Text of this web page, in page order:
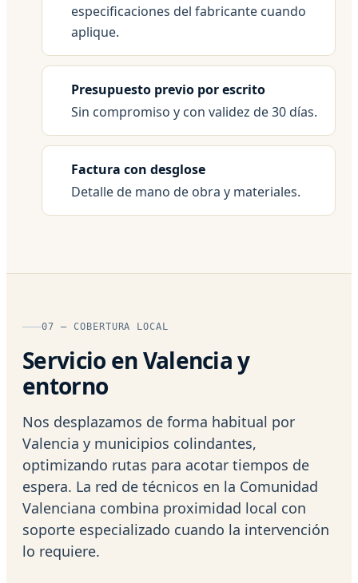
especificaciones del fabricante cuando
aplique.
Presupuesto previo por escrito
Sin compromiso y con validez de 30 días.
Factura con desglose
Detalle de mano de obra y materiales.
07 — COBERTURA LOCAL
Servicio en Valencia y
entorno
Nos desplazamos de forma habitual por
Valencia y municipios colindantes,
optimizando rutas para acotar tiempos de
espera. La red de técnicos en la Comunidad
Valenciana combina proximidad local con
soporte especializado cuando la intervención
lo requiere.